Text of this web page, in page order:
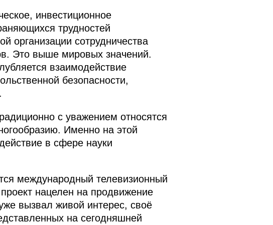
инвестиционное
трудностей
организации сотрудничества
Это выше мировых значений.
взаимодействие
безопасности,
с уважением относятся
Именно на этой
в сфере науки
международный телевизионный
нацелен на продвижение
вызвал живой интерес, своё
на сегодняшней